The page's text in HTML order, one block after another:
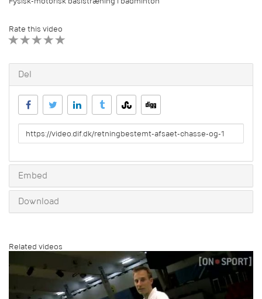
Rate this video
Del
URL
to
Embed
Download
Related videos